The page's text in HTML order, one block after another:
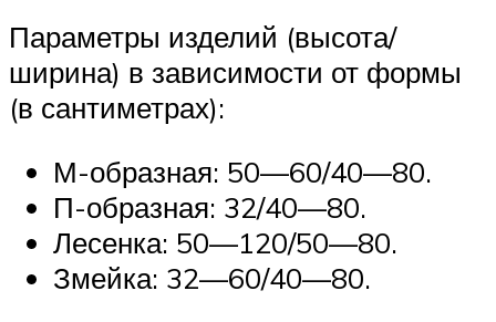
Параметры изделий (высота/
ширина) в зависимости от формы
(в сантиметрах):
М-образная: 50—60/40—80.
П-образная: 32/40—80.
Лесенка: 50—120/50—80.
Змейка: 32—60/40—80.